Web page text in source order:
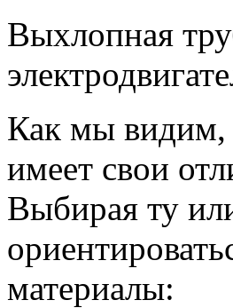
Выхлопная
Как мы видим,
имеет свои
Выбирая ту
материалы: